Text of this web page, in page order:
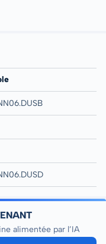
alimentée par l’IA